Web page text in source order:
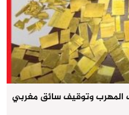
من الذهب المهرب وتوقيف سائق مغربي